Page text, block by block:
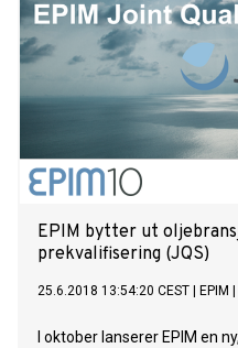
EPIM bytter ut
prekvalifisering (JQS)
25.6.2018 13:54:20 CEST EPIM
I oktober lanserer EPIM en